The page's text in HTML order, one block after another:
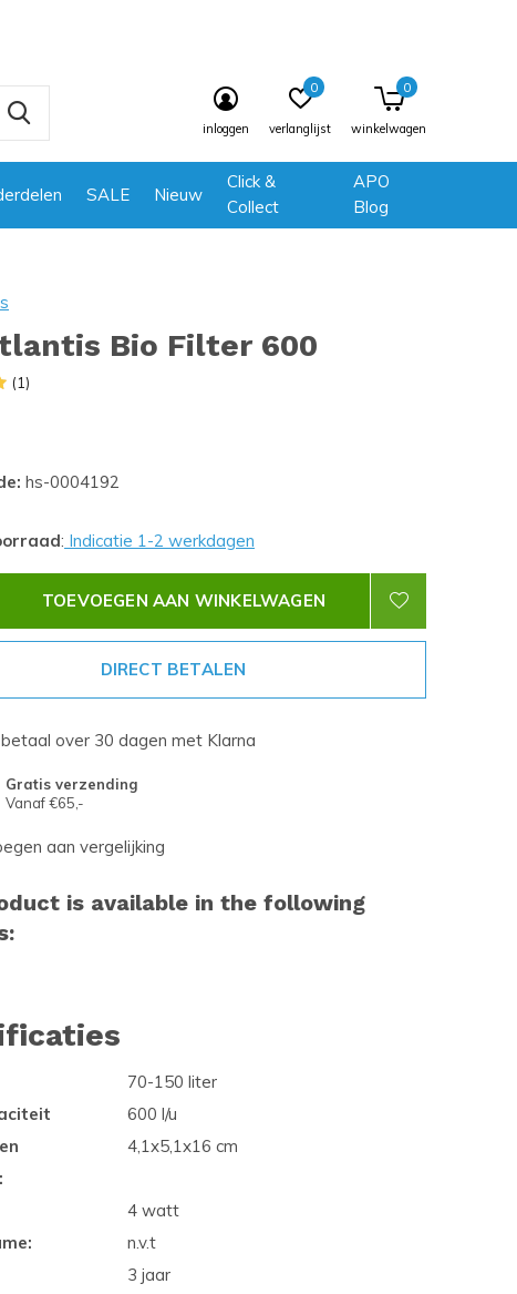
SALE Nieuw
Click &
Collect
APO
Blog
inloggen verlanglijst
0
winkelwagen
0
Bio Filter 600
(1)
hs-0004192
: Indicatie 1-2 werkdagen
TOEVOEGEN AAN WINKELWAGEN
DIRECT BETALEN
over 30 dagen met Klarna
Gratis verzending
Vanaf €65,-
aan vergelijking
is available in the following
70-150 liter
600 l/u
4,1x5,1x16 cm
4 watt
n.v.t
3 jaar